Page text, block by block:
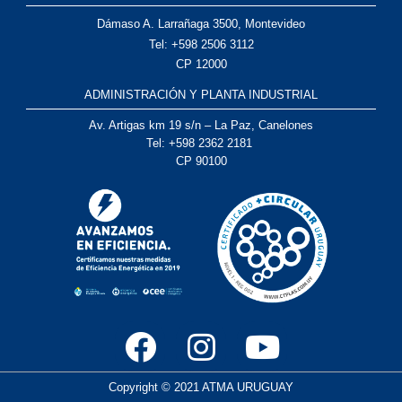
Dámaso A. Larrañaga 3500, Montevideo
Tel: +598 2506 3112
CP 12000
ADMINISTRACIÓN Y PLANTA INDUSTRIAL
Av. Artigas km 19 s/n – La Paz, Canelones
Tel: +598 2362 2181
CP 90100
F
a
I
n
Y
o
Copyright © 2021 ATMA URUGUAY